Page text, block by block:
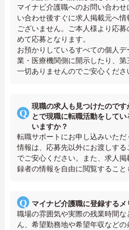
マイナビ介護職へのお問い合わ
い合わせ後すぐに求人掲載元へ
ございません。ご本人様より応
めて応募となります。
お預かりしているすべての個人
業・医療機関側に開示したり、
一切ありませんのでご安心くださ
現職の求人も見つけたのです
とで現職に転職活動をして
いますか？
転職サポートにお申し込みいただ
情報は、応募先以外にお渡しす
でご安心ください。また、求人
録者の情報を自由に閲覧すること
マイナビ介護職に登録するメ
職場の雰囲気や実際の残業時間な
ん、希望勤務地や希望年収などの